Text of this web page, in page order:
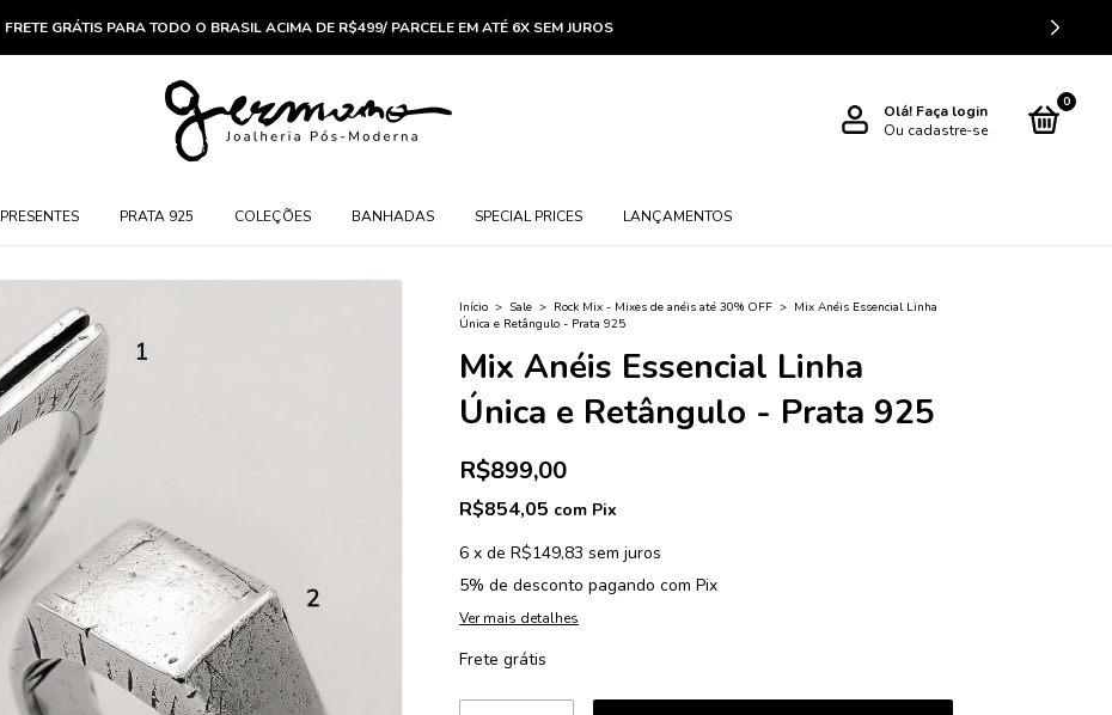
FRETE GRÁTIS PARA TODO O BRASIL ACIMA DE R$499/ PARCELE EM ATÉ 6X SEM JUROS
Olá! Faça login
Ou cadastre-se
0
PRESENTES PRATA 925 COLEÇÕES BANHADAS SPECIAL PRICES LANÇAMENTOS
Início > Sale > Rock Mix - Mixes de anéis até 30% OFF > Mix Anéis Essencial Linha
Única e Retângulo - Prata 925
Mix Anéis Essencial Linha
Única e Retângulo - Prata 925
R$899,00
R$854,05 com Pix
6 x de R$149,83 sem juros
5% de desconto pagando com Pix
Ver mais detalhes
Frete grátis